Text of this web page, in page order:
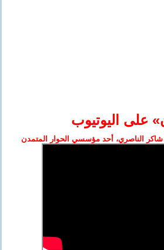
على اليوتيوب
الناصري، أحد مؤسسي الحوار المتمدن